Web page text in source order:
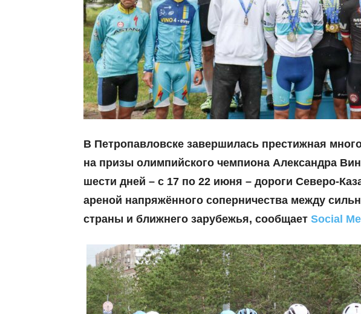
В Петропавловске завершилась престижная
на призы олимпийского чемпиона Александра
шести дней – с 17 по 22 июня – дороги Северо-
ареной напряжённого соперничества между
страны и ближнего зарубежья, сообщает Social